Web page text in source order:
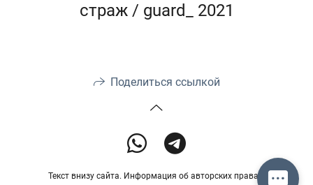
страж / guard_ 2021
Поделиться ссылкой
Текст внизу сайта. Информация об авторских правах.